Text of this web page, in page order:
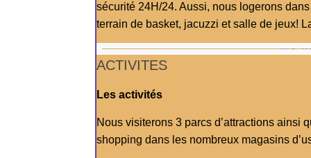
sécurité 24H/24. Aussi, nous logerons
terrain de basket, jacuzzi et salle de jeux!
ACTIVITES
Les activités
Nous visiterons 3 parcs d’attractions ainsi
shopping dans les nombreux magasins